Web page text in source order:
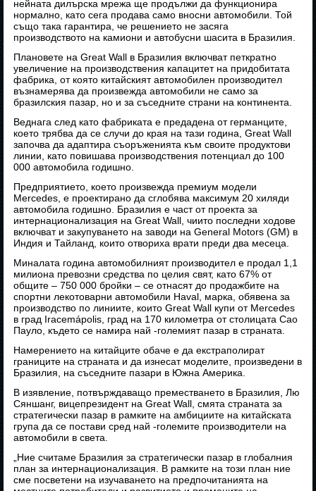
нейната дилърска мрежа ще продължи да функционира
нормално, като сега продава само вносни автомобили. Той
също така гарантира, че решението не засяга
производството на камиони и автобусни шасита в Бразилия.
Плановете на Great Wall в Бразилия включват петкратно
увеличение на производствения капацитет на придобитата
фабрика, от която китайският автомобилен производител
възнамерява да произвежда автомобили не само за
бразилския пазар, но и за съседните страни на континента.
Веднага след като фабриката е предадена от германците,
което трябва да се случи до края на тази година, Great Wall
започва да адаптира съоръженията към своите продуктови
линии, като повишава производствения потенциал до 100
000 автомобила годишно.
Предприятието, което произвежда премиум модели
Mercedes, е проектирано да сглобява максимум 20 хиляди
автомобила годишно. Бразилия е част от проекта за
интернационализация на Great Wall, чиито последни ходове
включват и закупуването на заводи на General Motors (GM) в
Индия и Тайланд, които отвориха врати преди два месеца.
Миналата година автомобилният производител е продал 1,1
милиона превозни средства по целия свят, като 67% от
общите – 750 000 бройки – се отнасят до продажбите на
спортни лекотоварни автомобили Haval, марка, обявена за
производство по линиите, които Great Wall купи от Mercedes
в град Iracemápolis, град на 170 километра от столицата Сао
Пауло, където се намира най -големият пазар в страната.
Намерението на китайците обаче е да екстраполират
границите на страната и да изнесат моделите, произведени в
Бразилия, на съседните пазари в Южна Америка.
В изявление, потвърждаващо преместването в Бразилия, Лю
Сяншанг, вицепрезидент на Great Wall, смята страната за
стратегически пазар в рамките на амбициите на китайската
група да се постави сред най -големите производители на
автомобили в света.
„Ние считаме Бразилия за стратегически пазар в глобалния
план за интернационализация. В рамките на този план ние
сме посветени на изучаването на предпочитанията на